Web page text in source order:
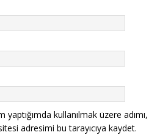
kullanılmak üzere adımı,
adresimi bu tarayıcıya kaydet.